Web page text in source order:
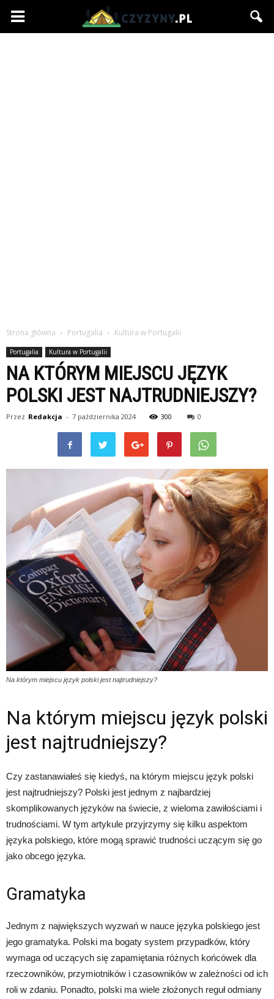
Czyzyny.pl
Strona główna Portugalia Kultura w Portugalii
Portugalia Kultura w Portugalii
NA KTÓRYM MIEJSCU JĘZYK
POLSKI JEST NAJTRUDNIEJSZY?
Przez Redakcja - 7 października 2024 300 0
Na którym miejscu język polski jest najtrudniejszy?
Na którym miejscu język polski
jest najtrudniejszy?
Czy zastanawiałeś się kiedyś, na którym miejscu język polski
jest najtrudniejszy? Polski jest jednym z najbardziej
skomplikowanych języków na świecie, z wieloma zawiłościami i
trudnościami. W tym artykule przyjrzymy się kilku aspektom
języka polskiego, które mogą sprawić trudności uczącym się go
jako obcego języka.
Gramatyka
Jednym z największych wyzwań w nauce języka polskiego jest
jego gramatyka. Polski ma bogaty system przypadków, który
wymaga od uczących się zapamiętania różnych końcówek dla
rzeczowników, przymiotników i czasowników w zależności od ich
roli w zdaniu. Ponadto, polski ma wiele złożonych reguł odmiany